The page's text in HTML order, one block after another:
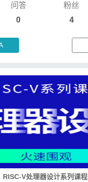
问答
0
粉丝
4
RISC-V处理器设计系列课程